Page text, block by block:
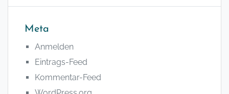
Meta
Anmelden
Eintrags-Feed
Kommentar-Feed